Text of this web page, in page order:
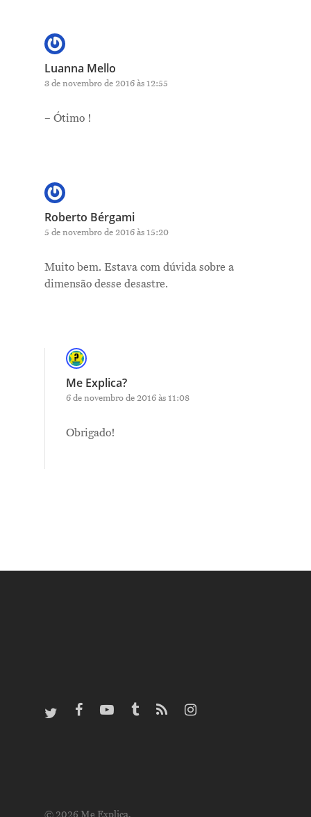
Luanna Mello
3 de novembro de 2016 às 12:55
– Ótimo !
Roberto Bérgami
5 de novembro de 2016 às 15:20
Muito bem. Estava com dúvida sobre a
dimensão desse desastre.
Me Explica?
6 de novembro de 2016 às 11:08
Obrigado!
© 2026 Me Explica.